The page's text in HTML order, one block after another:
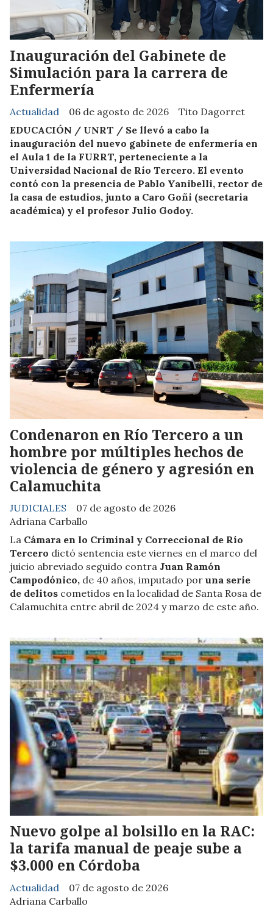
Inauguración del Gabinete de
Simulación para la carrera de
Enfermería
Tito Dagorret
Actualidad
06 de agosto de 2026
EDUCACIÓN / UNRT / Se llevó a cabo la
inauguración del nuevo gabinete de enfermería en
el Aula 1 de la FURRT, perteneciente a la
Universidad Nacional de Río Tercero. El evento
contó con la presencia de Pablo Yanibelli, rector de
la casa de estudios, junto a Caro Goñi (secretaria
académica) y el profesor Julio Godoy.
Condenaron en Río Tercero a un
hombre por múltiples hechos de
violencia de género y agresión en
Calamuchita
Adriana Carballo
JUDICIALES 07 de agosto de 2026
La Cámara en lo Criminal y Correccional de Río
Tercero dictó sentencia este viernes en el marco del
juicio abreviado seguido contra Juan Ramón
Campodónico, de 40 años, imputado por una serie
de delitos cometidos en la localidad de Santa Rosa de
Calamuchita entre abril de 2024 y marzo de este año.
Nuevo golpe al bolsillo en la RAC:
la tarifa manual de peaje sube a
$3.000 en Córdoba
Adriana Carballo
Actualidad 07 de agosto de 2026